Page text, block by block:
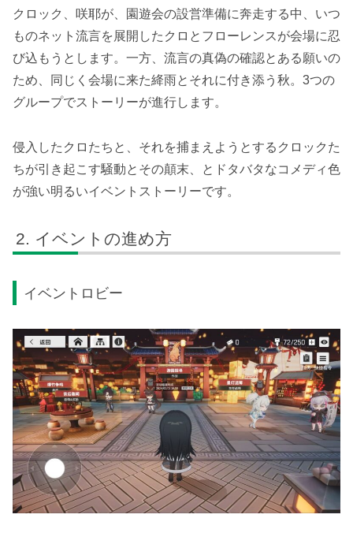
クロック、咲耶が、園遊会の設営準備に奔走する中、いつ
ものネット流言を展開したクロとフローレンスが会場に忍
び込もうとします。一方、流言の真偽の確認とある願いの
ため、同じく会場に来た絳雨とそれに付き添う秋。3つの
グループでストーリーが進行します。
侵入したクロたちと、それを捕まえようとするクロックた
ちが引き起こす騒動とその顛末、とドタバタなコメディ色
が強い明るいイベントストーリーです。
イベントの進め方
イベントロビー